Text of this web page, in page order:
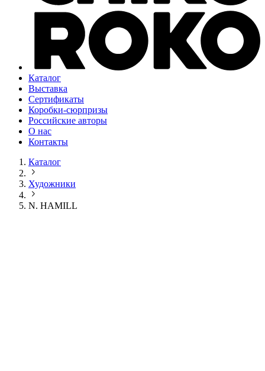
Каталог
Выставка
Сертификаты
Коробки-сюрпризы
Российские авторы
О нас
Контакты
Каталог
Художники
N. HAMILL